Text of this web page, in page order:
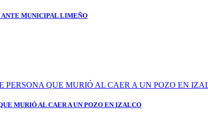
ANTE MUNICIPAL LIMEÑO
MURIÓ AL CAER A UN POZO EN IZALCO